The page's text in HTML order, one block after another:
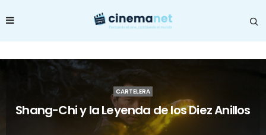
CARTELERA
Shang-Chi y la Leyenda de los Diez Anillos